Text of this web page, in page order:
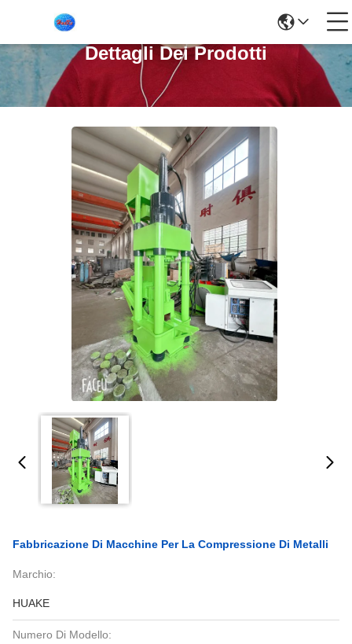
Dettagli Dei Prodotti
Fabbricazione Di Macchine Per La Compressione Di Metalli
Marchio:
HUAKE
Numero Di Modello: